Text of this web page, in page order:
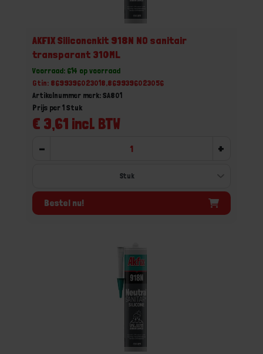
AKFIX Siliconenkit 918N NO sanitair
transparant 310ML
Voorraad: 614 op voorraad
Gtin: 8699396023018,8699396023056
Artikelnummer merk: SA801
€ 3,61 incl. BTW
Prijs per 1 Stuk
- +
Bestel nu!